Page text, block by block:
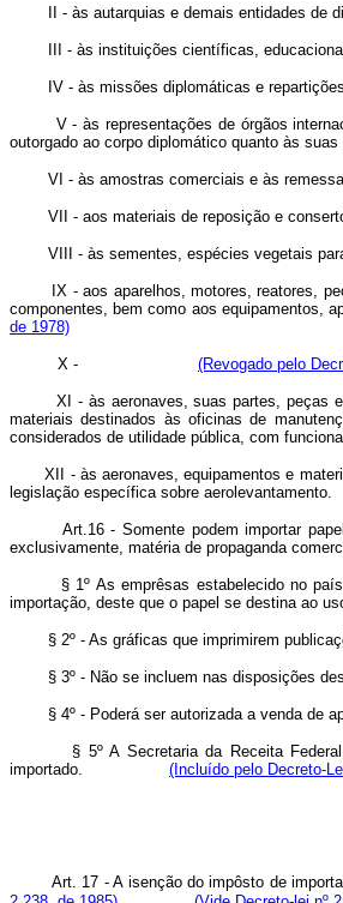
II - às autarquias e demais entidades de
III - às instituições científicas,
IV - às missões diplomáticas e repartições
V - às representações de órgãos
outorgado ao corpo diplomático quanto às
VI - às amostras comerciais e às
VII - aos materiais de reposição e conserto
VIII - às sementes, espécies vegetais para
IX - aos aparelhos, motores, reatores,
componentes, bem como aos equipamentos,
de 1978)
X - (Revogado pelo
XI - às aeronaves, suas partes, peças e
materiais destinados às oficinas de
considerados de utilidade pública, com
XII - às aeronaves, equipamentos e
legislação específica sobre
Art.16 - Somente podem importar papel
exclusivamente, matéria de propaganda
§ 1º As emprêsas estabelecido no
importação, deste que o papel se destina ao
§ 2º - As gráficas que imprimirem
§ 3º - Não se incluem nas disposições
§ 4º - Poderá ser autorizada a venda de
§ 5º A Secretaria da Receita
importado. (Incluído pelo Decreto-
Art. 17 - A isenção do impôsto de